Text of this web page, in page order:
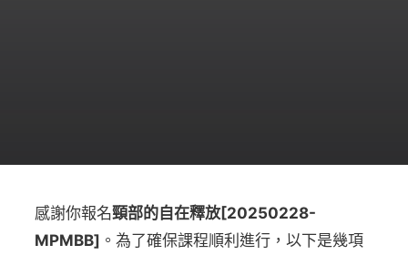
感謝你報名頸部的自在釋放[20250228-
MPMBB] 。為了確保課程順利進行，以下是幾項